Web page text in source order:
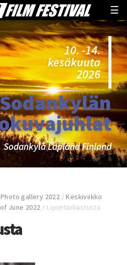
☰
10. -14.
kesäkuuta
2026
Sodankylän
Sodankylä Lapland Finland
gallery 2022 /Keskiviikko
June 2022 / Lipuntarkastusta